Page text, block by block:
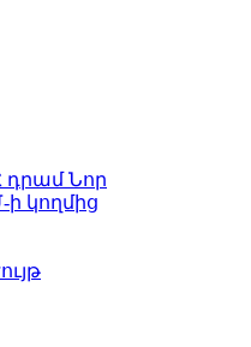
դրամՆոր
կողմից